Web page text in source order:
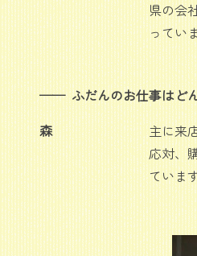
県の会
ってい
ふだんのお仕事はど
森
主に来
応対、
ていま